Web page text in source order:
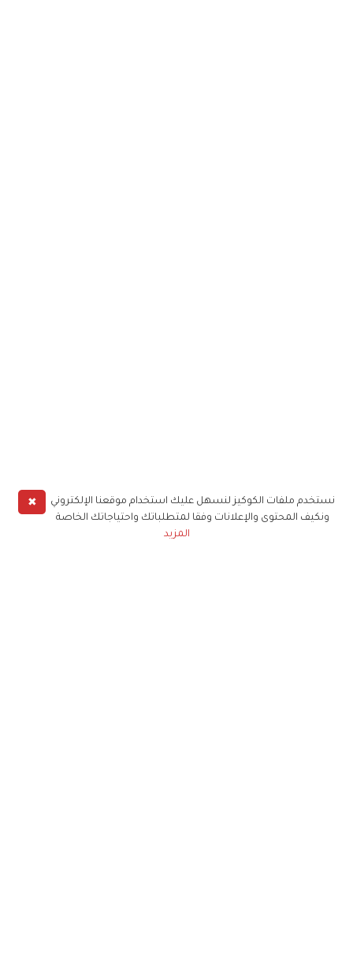
✖
نستخدم ملفات الكوكيز لنسهل عليك استخدام موقعنا الإلكتروني
ونكيف المحتوى والإعلانات وفقا لمتطلباتك واحتياجاتك الخاصة
المزيد